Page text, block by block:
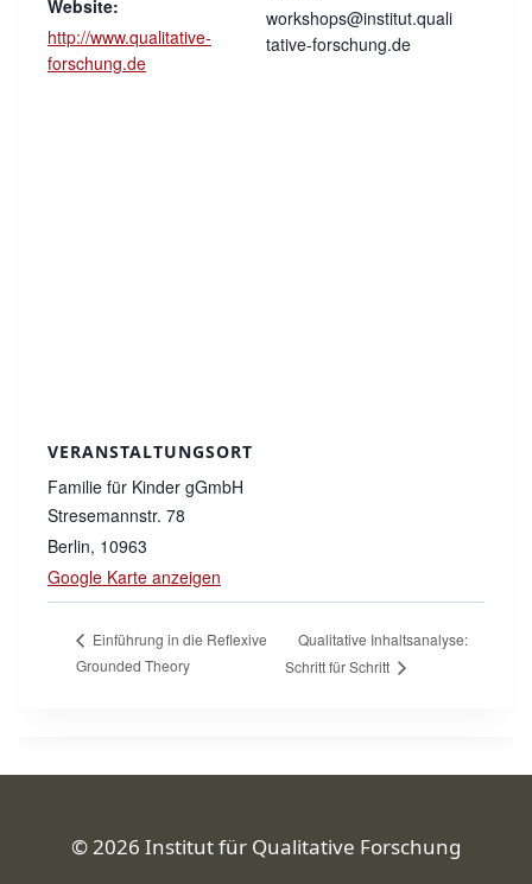
Website:
http://www.qualitative-
forschung.de
workshops@institut.quali
tative-forschung.de
VERANSTALTUNGSORT
Familie für Kinder gGmbH
Stresemannstr. 78
Berlin, 10963
Google Karte anzeigen
Einführung in die Reflexive
Grounded Theory
Qualitative Inhaltsanalyse:
Schritt für Schritt
© 2026 Institut für Qualitative Forschung